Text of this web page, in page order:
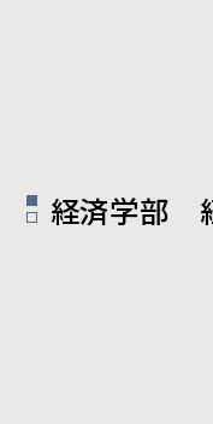
経済学部